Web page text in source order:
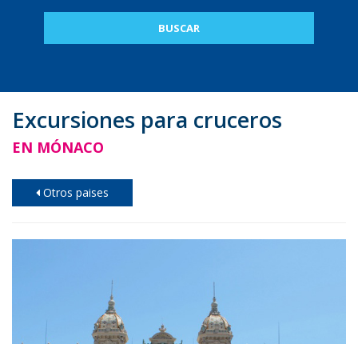
Excursiones para cruceros
EN MÓNACO
Otros paises